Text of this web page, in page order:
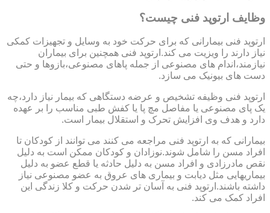
وظایف ارتوپد فنی چیست؟
ارتوپد فنی بیمارانی که برای حرکت خود به وسایل و تجهیزات کمکی
نیاز دارند را ویزیت می کند.ارتوپد فنی همچنین برای بیماران
نیازمند،اندام های مصنوعی از جمله پاهای مصنوعی،بازوها و حتی
دست های بیونیک می سازد.
ارتوپد فنی وظیفه تشخیص و عرضه دستگاهی که بیمار نیاز دارد،چه
یک پای مصنوعی یا مفاصل مچ پا یا کفش طبی مناسب را بر عهده
دارد و هدف وی افزایش تحرک و استقلال بیمار است.
بیمارانی که به ارتوپد فنی مراجعه می کنند می توانند از کودکان تا
افراد مسن را شامل شوند.نوزادان و کودکان ممکن است به دلیل
نقص مادرزادی و افراد مسن به دلیل حادثه یا قطع عضو به دلیل
بیماریهایی مثل دیابت و بیماری های عروق به عضو مصنوعی نیاز
داشته باشند.ارتوپد فنی به آسان تر شدن حرکت و کلا زندگی این
افراد کمک می کند.